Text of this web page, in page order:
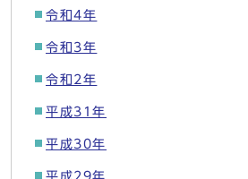
令和4年
令和3年
令和2年
平成31年
平成30年
平成29年